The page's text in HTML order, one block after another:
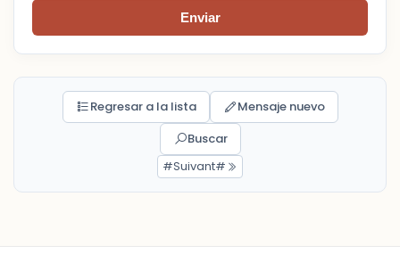
Enviar
Regresar a la lista
Mensaje nuevo
Buscar
#Suivant#